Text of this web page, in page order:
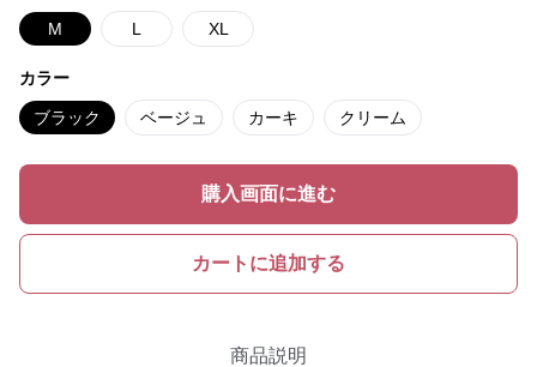
M L XL
カラー
ブラック ベージュ カーキ クリーム
購入画面に進む
カートに追加する
商品説明